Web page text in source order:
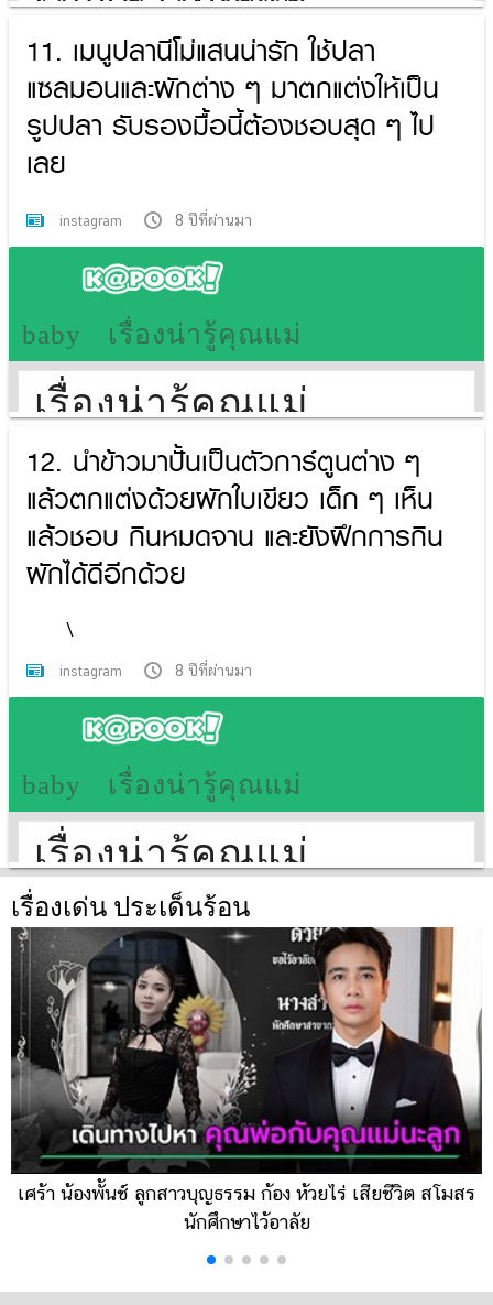
11. เมนูปลานีโม่แสนน่ารัก ใช้ปลา
แซลมอนและผักต่าง ๆ มาตกแต่งให้เป็น
รูปปลา รับรองมื้อนี้ต้องชอบสุด ๆ ไป
เลย
instagram 8 ปีที่ผ่านมา
12. นำข้าวมาปั้นเป็นตัวการ์ตูนต่าง ๆ
แล้วตกแต่งด้วยผักใบเขียว เด็ก ๆ เห็น
แล้วชอบ กินหมดจาน และยังฝึกการกิน
ผักได้ดีอีกด้วย
\
instagram 8 ปีที่ผ่านมา
เรื่องเด่น ประเด็นร้อน
เศร้า น้องพั้นช์ ลูกสาวบุญธรรม ก้อง ห้วยไร่ เสียชีวิต สโมสร
นักศึกษาไว้อาลัย